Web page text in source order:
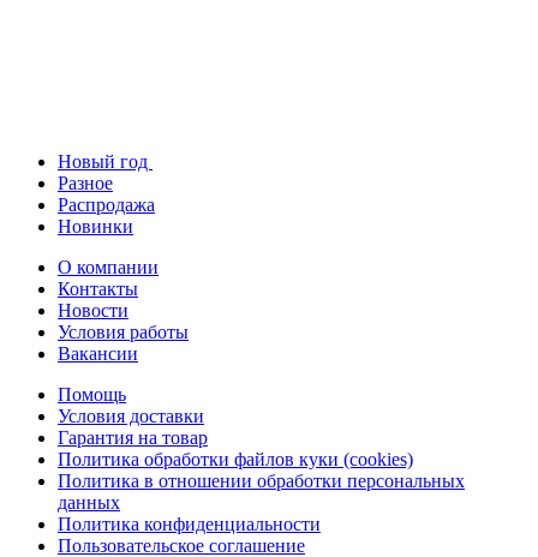
Новый год
Разное
Распродажа
Новинки
О компании
Контакты
Новости
Условия работы
Вакансии
Помощь
Условия доставки
Гарантия на товар
Политика обработки файлов куки (cookies)
Политика в отношении обработки персональных
данных
Политика конфиденциальности
Пользовательское соглашение